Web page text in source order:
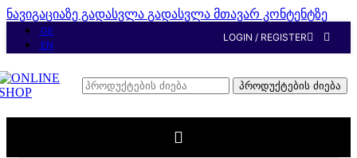
ნავიგაციაზე გადასვლა გადასვლა მთავარ კონტენტზე
GE
EN
LOGIN / REGISTER
პროდუქტების ძიება